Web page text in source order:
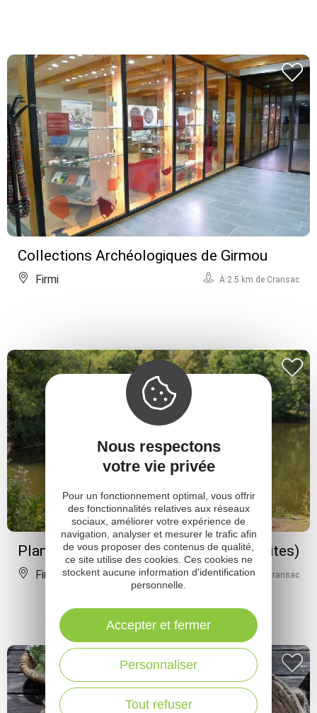
Collections Archéologiques de Girmou
Firmi À 2.5 km de Cransac
Plan d'eau de la Forézie (lâchers de truites)
Firmi À 3 km de Cransac
Nous respectons
votre vie privée
Pour un fonctionnement optimal, vous offrir
des fonctionnalités relatives aux réseaux
sociaux, améliorer votre expérience de
navigation, analyser et mesurer le trafic afin
de vous proposer des contenus de qualité,
ce site utilise des cookies. Ces cookies ne
stockent aucune information d'identification
personnelle.
Tout refuser
Personnaliser
Accepter et fermer